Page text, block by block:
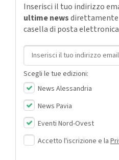
Inserisci il tuo indirizzo
ultime news
casella di posta
Indirizzo email
Scegli le tue edizioni:
News Alessandria
News Pavia
Eventi Nord-Ovest
Accetto l'iscrizione e la